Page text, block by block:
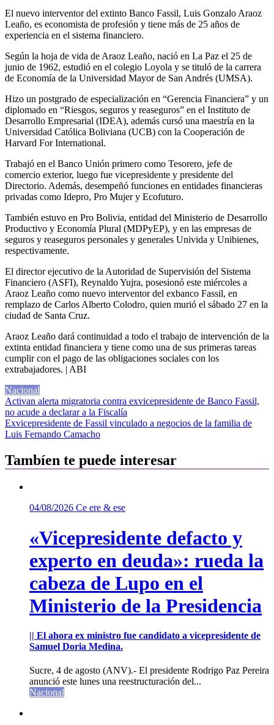
El nuevo interventor del extinto Banco Fassil, Luis Gonzalo Araoz
Leaño, es economista de profesión y tiene más de 25 años de
experiencia en el sistema financiero.
Según la hoja de vida de Araoz Leaño, nació en La Paz el 25 de
junio de 1962, estudió en el colegio Loyola y se tituló de la carrera
de Economía de la Universidad Mayor de San Andrés (UMSA).
Hizo un postgrado de especialización en “Gerencia Financiera” y un
diplomado en “Riesgos, seguros y reaseguros” en el Instituto de
Desarrollo Empresarial (IDEA), además cursó una maestría en la
Universidad Católica Boliviana (UCB) con la Cooperación de
Harvard For International.
Trabajó en el Banco Unión primero como Tesorero, jefe de
comercio exterior, luego fue vicepresidente y presidente del
Directorio. Además, desempeñó funciones en entidades financieras
privadas como Idepro, Pro Mujer y Ecofuturo.
También estuvo en Pro Bolivia, entidad del Ministerio de Desarrollo
Productivo y Economía Plural (MDPyEP), y en las empresas de
seguros y reaseguros personales y generales Univida y Unibienes,
respectivamente.
El director ejecutivo de la Autoridad de Supervisión del Sistema
Financiero (ASFI), Reynaldo Yujra, posesionó este miércoles a
Araoz Leaño como nuevo interventor del exbanco Fassil, en
remplazo de Carlos Alberto Colodro, quien murió el sábado 27 en la
ciudad de Santa Cruz.
Araoz Leaño dará continuidad a todo el trabajo de intervención de la
extinta entidad financiera y tiene como una de sus primeras tareas
cumplir con el pago de las obligaciones sociales con los
extrabajadores. | ABI
Nacional
Navegación
de
entradas
Activan alerta migratoria contra exvicepresidente de Banco Fassil,
no acude a declarar a la Fiscalía
Exvicepresidente de Fassil vinculado a negocios de la familia de
Luis Fernando Camacho
Tambíen te puede interesar
04/08/2026 Ce ere & ese
«Vicepresidente defacto y
experto en deuda»: rueda la
cabeza de Lupo en el
Ministerio de la Presidencia
|| El ahora ex ministro fue candidato a vicepresidente de
Samuel Doria Medina.
Sucre, 4 de agosto (ANV).- El presidente Rodrigo Paz Pereira
anunció este lunes una reestructuración del...
Nacional